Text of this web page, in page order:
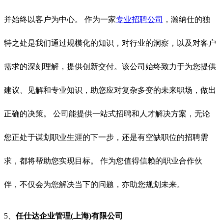
并始终以客户为中心。 作为一家专业招聘公司 ，瀚纳仕的独
特之处是我们通过规模化的知识，对行业的洞察，以及对客户
需求的深刻理解，提供创新交付。 该公司 始终致力于为您提供
建议、见解和专业知识，助您应对复杂多变的未来职场，做出
正确的决策。 公司 能提供一站式招聘和人才解决方案，无论
您正处于谋划职业生涯的下一步，还是有空缺职位的招聘需
求，都将帮助您实现目标。 作为您值得信赖的职业合作伙
伴，不仅会为您解决当下的问题，亦助您规划未来。
5、 任仕达企业管理( 上海)有限公司